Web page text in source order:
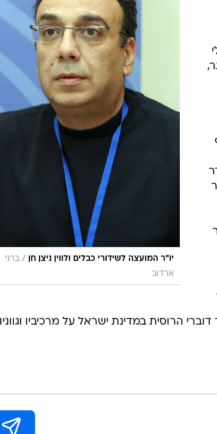
יו"ר המועצה לשידורי כבלים ולווין ניצן חן / ברני
ארדוב
עולי
הרוסית במדינת ישראל על מרכיביו